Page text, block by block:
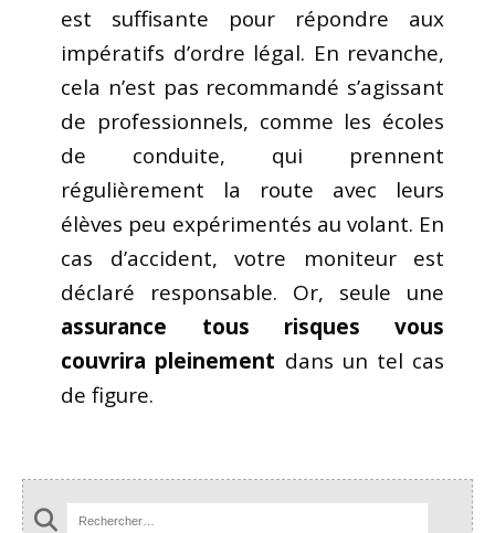
est suffisante pour répondre aux
impératifs d’ordre légal. En revanche,
cela n’est pas recommandé s’agissant
de professionnels, comme les écoles
de conduite, qui prennent
régulièrement la route avec leurs
élèves peu expérimentés au volant. En
cas d’accident, votre moniteur est
déclaré responsable. Or, seule une
assurance tous risques vous
couvrira pleinement dans un tel cas
de figure.